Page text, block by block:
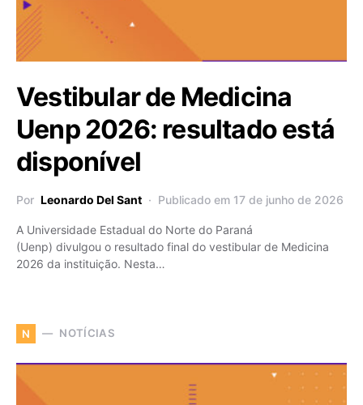
Vestibular de Medicina
Uenp 2026: resultado está
disponível
Por Leonardo Del Sant Publicado em 17 de junho de 2026
A Universidade Estadual do Norte do Paraná
(Uenp) divulgou o resultado final do vestibular de Medicina
2026 da instituição. Nesta…
N NOTÍCIAS